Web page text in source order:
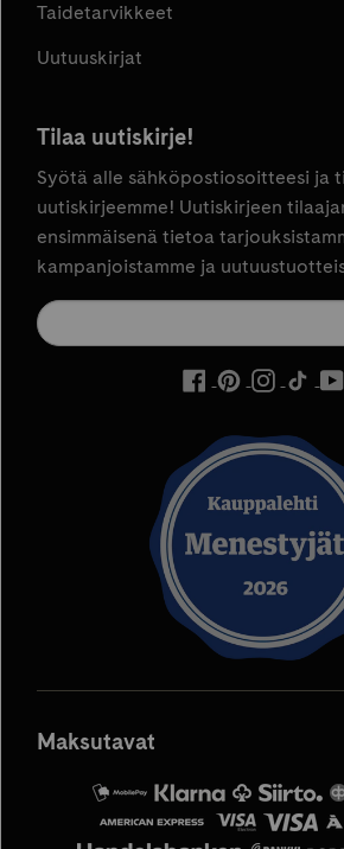
Taidetarvikkeet
Uutuuskirjat
Tilaa uutiskirje!
Syötä alle sähköpostiosoitteesi ja
uutiskirjeemme! Uutiskirjeen
ensimmäisenä tietoa
kampanjoistamme ja
ulkoinen
avautuu
uuteen
välilehteen
ulkoinen
avautuu
uuteen
välilehteen
avautuu
uuteen
Maksutavat